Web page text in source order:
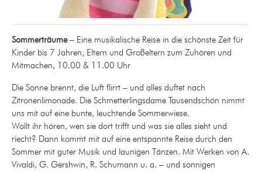
Sommerträume– Eine musikalische Reise in die schönste Zeit für
Kinder bis 7 Jahren, Eltern und Großeltern zum Zuhören und
Mitmachen, 10.00 & 11.00 Uhr
Die Sonne brennt, die Luft flirrt – und alles duftet nach
Zitronenlimonade. Die Schmetterlingsdame Tausendschön nimmt
uns mit auf eine bunte, leuchtende Sommerwiese.
Wollt ihr hören, wen sie dort trifft und was sie alles sieht und
riecht? Dann kommt mit auf eine entspannte Reise durch den
Sommer mit guter Musik und launigen Tänzen. Mit Werken von A.
Vivaldi, G. Gershwin, R. Schumann u. a. – und sonnigen